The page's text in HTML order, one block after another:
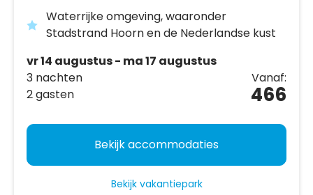
Waterrijke omgeving, waaronder
Stadstrand Hoorn en de Nederlandse kust
vr 14 augustus - ma 17 augustus
3 nachten
2 gasten
Vanaf:
466
Bekijk accommodaties
Bekijk vakantiepark